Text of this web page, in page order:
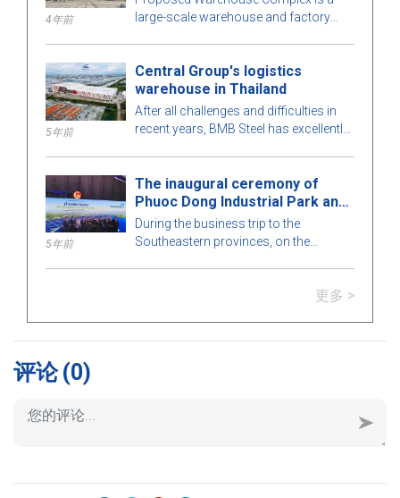
4年前
large-scale warehouse and factory
5年前
Central Group's logistics
warehouse in Thailand
After all challenges and difficulties in
recent years, BMB Steel has excellently
5年前
The inaugural ceremony of
Phuoc Dong Industrial Park and
Port
During the business trip to the
Southeastern provinces, on the
inaugural ceremony of Phuoc Dong更多 >
评论 (0)